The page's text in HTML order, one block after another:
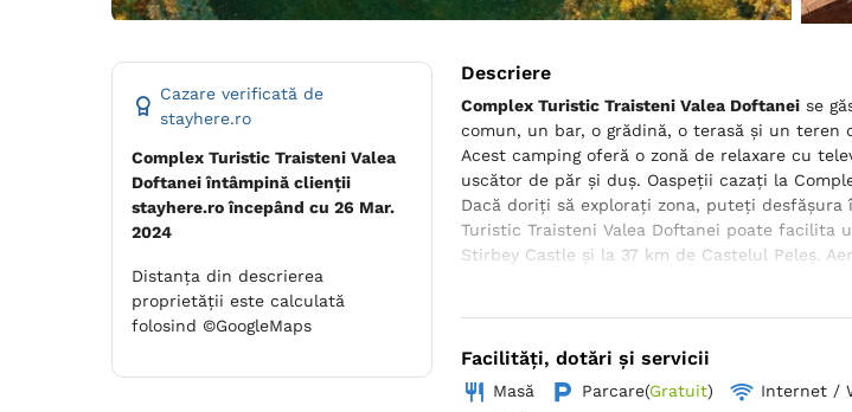
Cazare verificată de
stayhere.ro
Complex Turistic Traisteni Valea
Doftanei întâmpină clienții
stayhere.ro începând cu 26 Mar.
2024
Distanța din descrierea
proprietății este calculată
folosind ©GoogleMaps
Descriere
Complex Turistic Traisteni Valea Doftanei se
comun, un bar, o grădină, o terasă și un
Acest camping oferă o zonă de relaxare cu
uscător de păr și duș. Oaspeții cazați la
Dacă doriți să explorați zona, puteți
Turistic Traisteni Valea Doftanei poate facilita
Stirbey Castle și la 37 km de Castelul Peleş.
Facilități, dotări și servicii
Masă Parcare(Gratuit) Internet /